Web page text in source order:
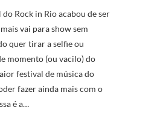
Rock in Rio acabou de ser
vai para show sem
quer tirar a selfie ou
momento (ou vacilo) do
festival de música do
fazer ainda mais com o
é a…